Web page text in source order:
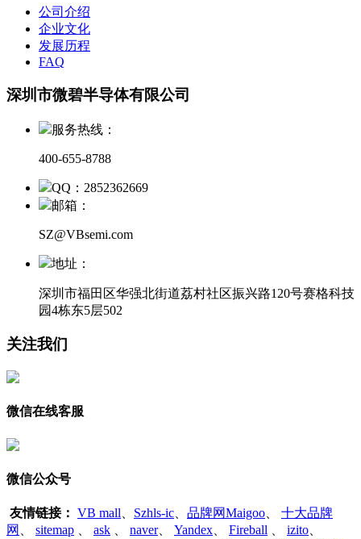
公司介绍
企业文化
发展历程
FAQ
深圳市微碧半导体有限公司
服务热线：
400-655-8788
QQ：2852362669
邮箱：
SZ@VBsemi.com
地址：
深圳市福田区华强北街道荔村社区振兴路120号赛格科技
园4栋东5层502
关注我们
微信在线客服
微信公众号
友情链接： VB mall Szhls-ic 品牌网Maigoo
十大品牌
网
sitemap ask naver、 Yandex Fireball izito